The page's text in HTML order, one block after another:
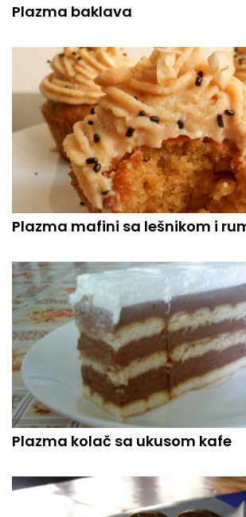
Plazma baklava
Plazma mafini sa lešnikom i
Plazma kolač sa ukusom kafe